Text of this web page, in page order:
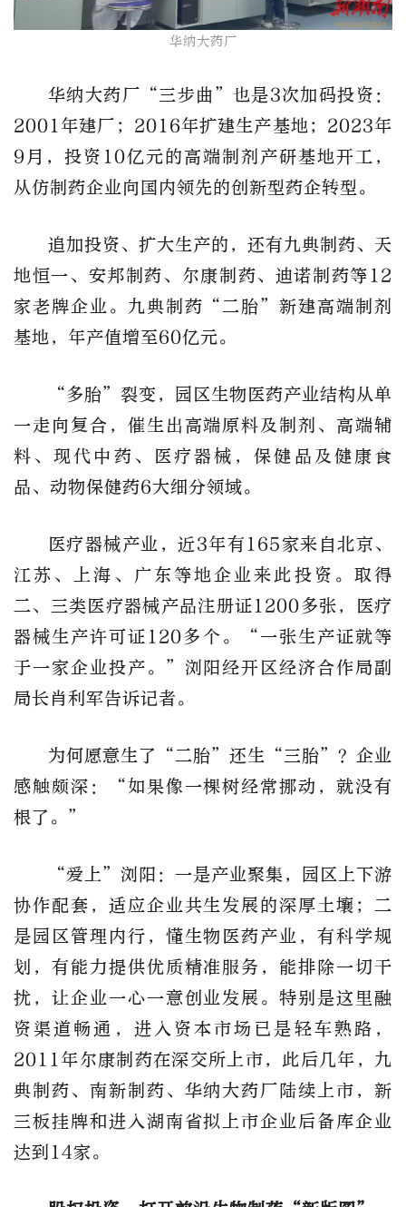
华纳大药厂
华纳大药厂“三步曲”也是3次加码投资：
2001年建厂；2016年扩建生产基地；2023年
9月，投资10亿元的高端制剂产研基地开工，
从仿制药企业向国内领先的创新型药企转型。
追加投资、扩大生产的，还有九典制药、天
地恒一、安邦制药、尔康制药、迪诺制药等12
家老牌企业。九典制药“二胎”新建高端制剂
基地，年产值增至60亿元。
“多胎”裂变，园区生物医药产业结构从单
一走向复合，催生出高端原料及制剂、高端辅
料、现代中药、医疗器械，保健品及健康食
品、动物保健药6大细分领域。
医疗器械产业，近3年有165家来自北京、
江苏、上海、广东等地企业来此投资。取得
二、三类医疗器械产品注册证1200多张，医疗
器械生产许可证120多个。“一张生产证就等
于一家企业投产。”浏阳经开区经济合作局副
局长肖利军告诉记者。
为何愿意生了“二胎”还生“三胎”？企业
感触颇深：“如果像一棵树经常挪动，就没有
根了。”
“爱上”浏阳：一是产业聚集，园区上下游
协作配套，适应企业共生发展的深厚土壤；二
是园区管理内行，懂生物医药产业，有科学规
划，有能力提供优质精准服务，能排除一切干
扰，让企业一心一意创业发展。特别是这里融
资渠道畅通，进入资本市场已是轻车熟路，
2011年尔康制药在深交所上市，此后几年，九
典制药、南新制药、华纳大药厂陆续上市，新
三板挂牌和进入湖南省拟上市企业后备库企业
达到14家。